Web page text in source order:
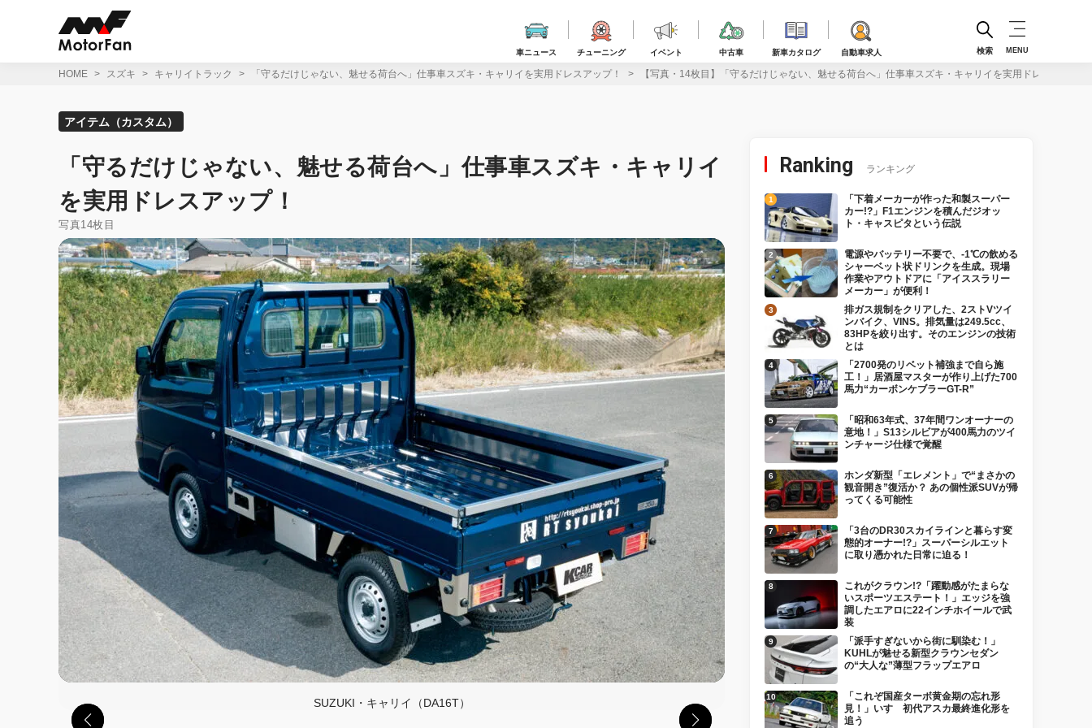
車ニュース チューニング イベント 中古車 新車カタログ 自動車求人 検索 MENU
HOME スズキ キャリイトラック 「守るだけじゃない、魅せる荷台へ」仕事車スズキ・キャリイを実用ドレスアップ！ 【写真・14枚目】「守るだけじゃない、魅せる荷台へ」仕事車スズキ・キャリイを実用ドレスアップ！
アイテム（カスタム）
「守るだけじゃない、魅せる荷台へ」仕事車スズキ・キャリイ
を実用ドレスアップ！
写真14枚目
SUZUKI・キャリイ（DA16T）
Ranking ランキング
「下着メーカーが作った和製スーパー
カー!?」F1エンジンを積んだジオッ
ト・キャスピタという伝説
電源やバッテリー不要で、-1℃の飲める
シャーベット状ドリンクを生成。現場
作業やアウトドアに「アイススラリー
メーカー」が便利！
排ガス規制をクリアした、2ストVツイ
ンバイク、VINS。排気量は249.5cc、
83HPを絞り出す。そのエンジンの技術
とは
「2700発のリベット補強まで自ら施
工！」居酒屋マスターが作り上げた700
馬力“カーボンケブラーGT-R”
「昭和63年式、37年間ワンオーナーの
意地！」S13シルビアが400馬力のツイ
ンチャージ仕様で覚醒
ホンダ新型「エレメント」で“まさかの
観音開き”復活か？ あの個性派SUVが帰
ってくる可能性
「3台のDR30スカイラインと暮らす変
態的オーナー!?」スーパーシルエット
に取り憑かれた日常に迫る！
これがクラウン!?「躍動感がたまらな
いスポーツエステート！」エッジを強
調したエアロに22インチホイールで武
装
「派手すぎないから街に馴染む！」
KUHLが魅せる新型クラウンセダン
の“大人な”薄型フラップエアロ
「これぞ国産ターボ黄金期の忘れ形
見！」いすゞ初代アスカ最終進化形を
追う